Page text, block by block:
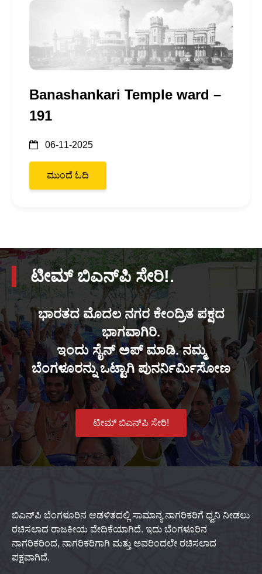
Banashankari Temple ward –
191
06-11-2025
ಮುಂದೆ ಓದಿ
ಟೀಮ್ ಬಿಎನ್‌ಪಿ ಸೇರಿ!.
ಭಾರತದ ಮೊದಲ ನಗರ ಕೇಂದ್ರಿತ ಪಕ್ಷದ
ಭಾಗವಾಗಿರಿ.
ಇಂದು ಸೈನ್ ಅಪ್ ಮಾಡಿ. ನಮ್ಮ
ಬೆಂಗಳೂರನ್ನು ಒಟ್ಟಾಗಿ ಪುನರ್ನಿರ್ಮಿಸೋಣ
ಟೀಮ್ ಬಿಎನ್‌ಪಿ ಸೇರಿ!
ಬಿಎನ್‌ಪಿ ಬೆಂಗಳೂರಿನ ಆಡಳಿತದಲ್ಲಿ ಸಾಮಾನ್ಯ ನಾಗರಿಕರಿಗೆ ಧ್ವನಿ ನೀಡಲು
ರಚಿಸಲಾದ ರಾಜಕೀಯ ವೇದಿಕೆಯಾಗಿದೆ. ಇದು ಬೆಂಗಳೂರಿನ
ನಾಗರಿಕರಿಂದ, ನಾಗರಿಕರಿಗಾಗಿ ಮತ್ತು ಅವರಿಂದಲೇ ರಚಿಸಲಾದ
ಪಕ್ಷವಾಗಿದೆ.